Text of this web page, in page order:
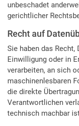
unbeschadet
gerichtlicher
Recht auf
Sie haben das Recht,
Einwilligung oder in
verarbeiten, an sich
maschinenlesbaren
die direkte
Verantwortlichen
technisch machbar